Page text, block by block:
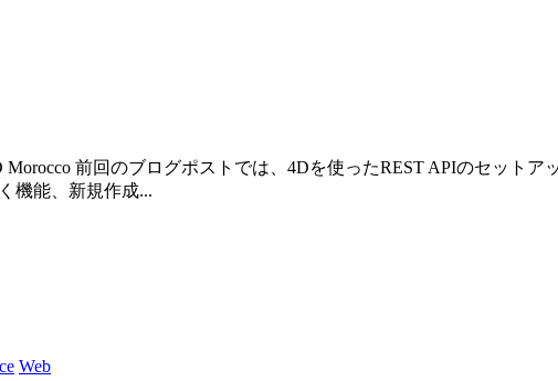
Morocco 前回のブログポストでは、4Dを使ったREST APIのセット
機能、新規作成...
Web